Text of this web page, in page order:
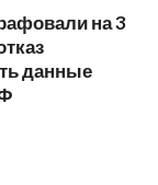
на 3
данные